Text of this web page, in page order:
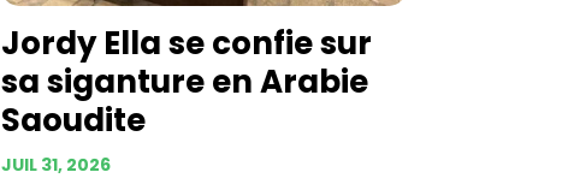
Jordy Ella se confie sur
sa siganture en Arabie
Saoudite
JUIL 31, 2026